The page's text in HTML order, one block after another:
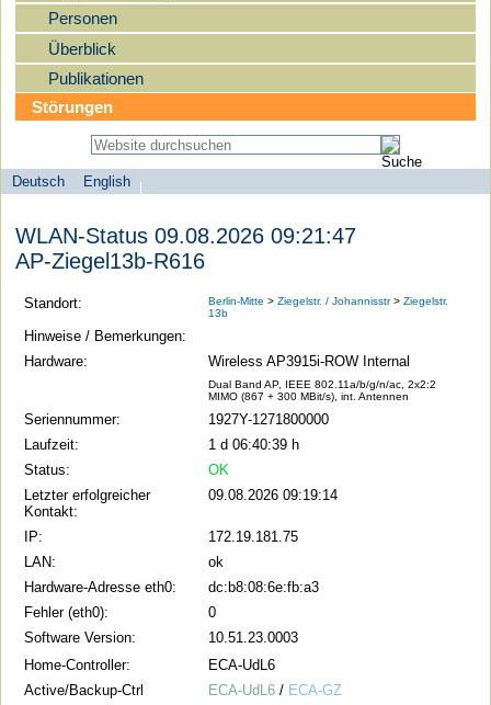
Personen
Überblick
Publikationen
Störungen
Sprachauswahl
Deutsch
English
search-menu
Universität
zu
Berlin
Computer-
WLAN-Status 09.08.2026 09:21:47
AP-Ziegel13b-R616
Standort: Berlin-Mitte >Ziegelstr. / Johannisstr>Ziegelstr.
13b
Hinweise / Bemerkungen:
Hardware:
Wireless AP3915i-ROW Internal
Dual Band AP, IEEE 802.11a/b/g/n/ac, 2x2:2
MIMO (867 + 300 MBit/s), int. Antennen
Seriennummer:
1927Y-1271800000
Laufzeit:
1 d 06:40:39 h
Status:
OK
Letzter erfolgreicher
Kontakt:
09.08.2026 09:19:14
IP:
172.19.181.75
LAN:
ok
Hardware-Adresse eth0:
dc:b8:08:6e:fb:a3
Fehler (eth0):
0
Software Version:
10.51.23.0003
Home-Controller:
ECA-UdL6
Active/Backup-Ctrl
ECA-UdL6 / ECA-GZ